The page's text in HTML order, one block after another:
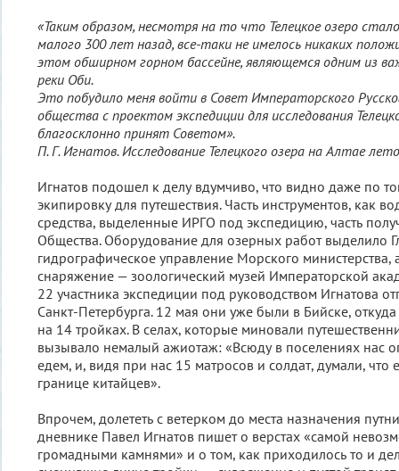
«Таким образом, несмотря на то что Телецкое озеро
малого 300 лет назад, все-таки не имелось никаких
этом обширном горном бассейне, являющемся одним из
реки Оби.
Это побудило меня войти в Совет Императорского
общества с проектом экспедиции для исследования
благосклонно принят Советом».
П. Г. Игнатов. Исследование Телецкого озера на Алтае
Игнатов подошел к делу вдумчиво, что видно даже по
экипировку для путешествия. Часть инструментов, как
средства, выделенные ИРГО под экспедицию, часть
Общества. Оборудование для озерных работ выделило
гидрографическое управление Морского министерства,
снаряжение — зоологический музей Императорской
22 участника экспедиции под руководством Игнатова
Санкт-Петербурга. 12 мая они уже были в Бийске,
на 14 тройках. В селах, которые миновали
вызывало немалый ажиотаж: «Всюду в поселениях нас
едем, и, видя при нас 15 матросов и солдат, думали, что
границе китайцев».
Впрочем, долететь с ветерком до места назначения
дневнике Павел Игнатов пишет о верстах «самой
громадными камнями» и о том, как приходилось то и